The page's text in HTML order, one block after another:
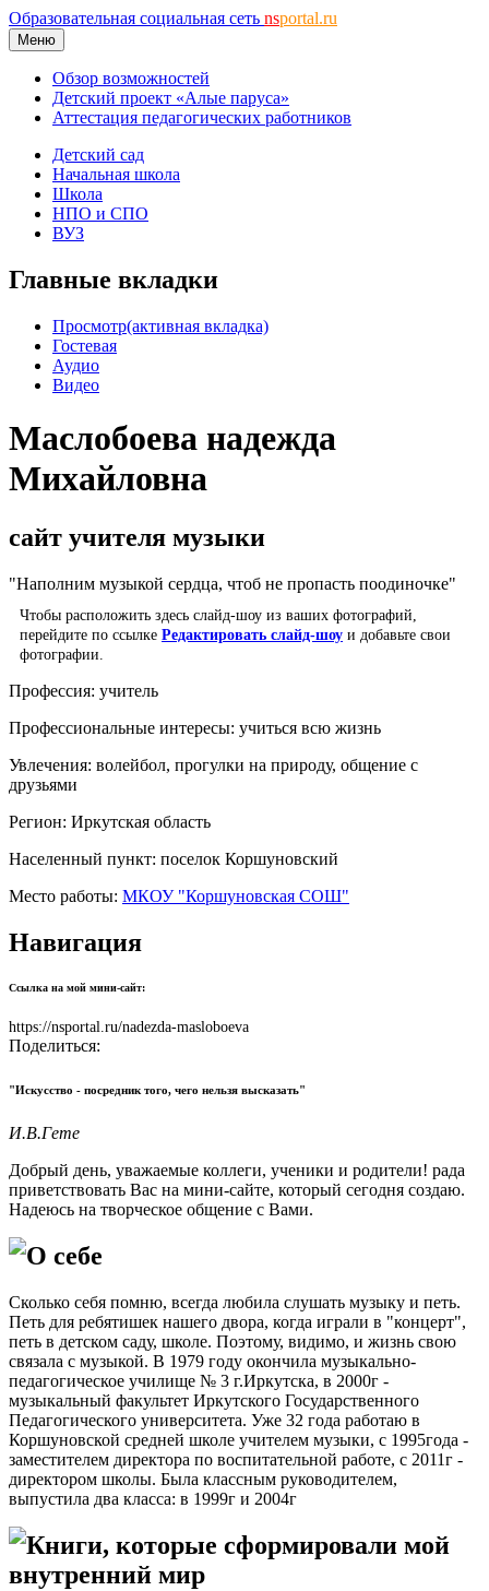
Образовательная социальная сеть nsportal.ru
Меню
Обзор возможностей
Детский проект «Алые паруса»
Аттестация педагогических работников
Детский сад
Начальная школа
Школа
НПО и СПО
ВУЗ
Главные вкладки
Просмотр(активная вкладка)
Гостевая
Аудио
Видео
Маслобоева надежда
Михайловна
сайт учителя музыки
"Наполним музыкой сердца, чтоб не пропасть поодиночке"
Чтобы расположить здесь слайд-шоу из ваших фотографий,
перейдите по ссылке Редактировать слайд-шоу и добавьте свои
фотографии.
Профессия: учитель
Профессиональные интересы: учиться всю жизнь
Увлечения: волейбол, прогулки на природу, общение с
друзьями
Регион: Иркутская область
Населенный пункт: поселок Коршуновский
Место работы: МКОУ "Коршуновская СОШ"
Навигация
Ссылка на мой мини-сайт:
https://nsportal.ru/nadezda-masloboeva
Поделиться:
"Искусство - посредник того, чего нельзя высказать"
И.В.Гете
Добрый день, уважаемые коллеги, ученики и родители! рада
приветствовать Вас на мини-сайте, который сегодня создаю.
Надеюсь на творческое общение с Вами.
О себе
Сколько себя помню, всегда любила слушать музыку и петь.
Петь для ребятишек нашего двора, когда играли в "концерт",
петь в детском саду, школе. Поэтому, видимо, и жизнь свою
связала с музыкой. В 1979 году окончила музыкально-
педагогическое училище № 3 г.Иркутска, в 2000г -
музыкальный факультет Иркутского Государственного
Педагогического университета. Уже 32 года работаю в
Коршуновской средней школе учителем музыки, с 1995года -
заместителем директора по воспитательной работе, с 2011г -
директором школы. Была классным руководителем,
выпустила два класса: в 1999г и 2004г
Книги, которые сформировали мой
внутренний мир